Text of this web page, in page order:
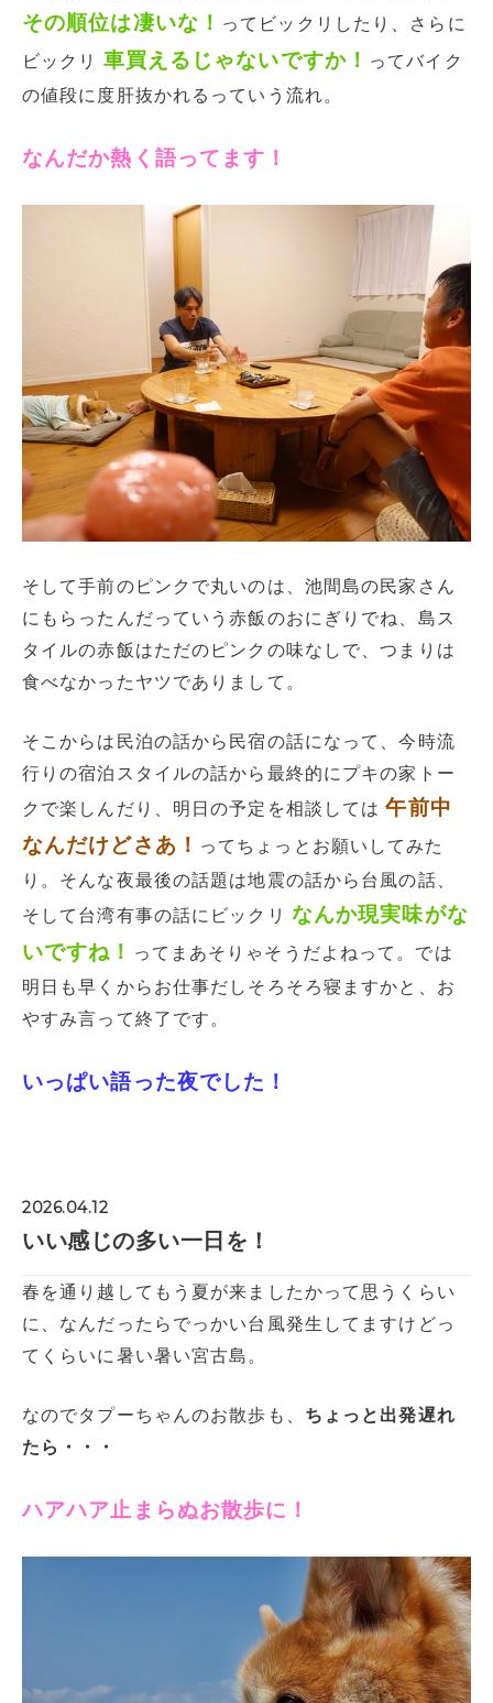
その順位は凄いな！ ってビックリしたり、さらに
ビックリ 車買えるじゃないですか！ ってバイク
の値段に度肝抜かれるっていう流れ。
なんだか熱く語ってます！
そして手前のピンクで丸いのは、池間島の民家さん
にもらったんだっていう赤飯のおにぎりでね、島ス
タイルの赤飯はただのピンクの味なしで、つまりは
食べなかったヤツでありまして。
そこからは民泊の話から民宿の話になって、今時流
行りの宿泊スタイルの話から最終的にプキの家トー
クで楽しんだり、明日の予定を相談しては午前中
なんだけどさあ！ ってちょっとお願いしてみた
り。そんな夜最後の話題は地震の話から台風の話、
そして台湾有事の話にビックリ なんか現実味がな
いですね！
ってまあそりゃそうだよねって。では
明日も早くからお仕事だしそろそろ寝ますかと、お
やすみ言って終了です。
いっぱい語った夜でした！
2026.04.12
いい感じの多い一日を！
春を通り越してもう夏が来ましたかって思うくらい
に、なんだったらでっかい台風発生してますけどっ
てくらいに暑い暑い宮古島。
なのでタプーちゃんのお散歩も、 ちょっと出発遅れ
たら・・・
ハアハア止まらぬお散歩に！